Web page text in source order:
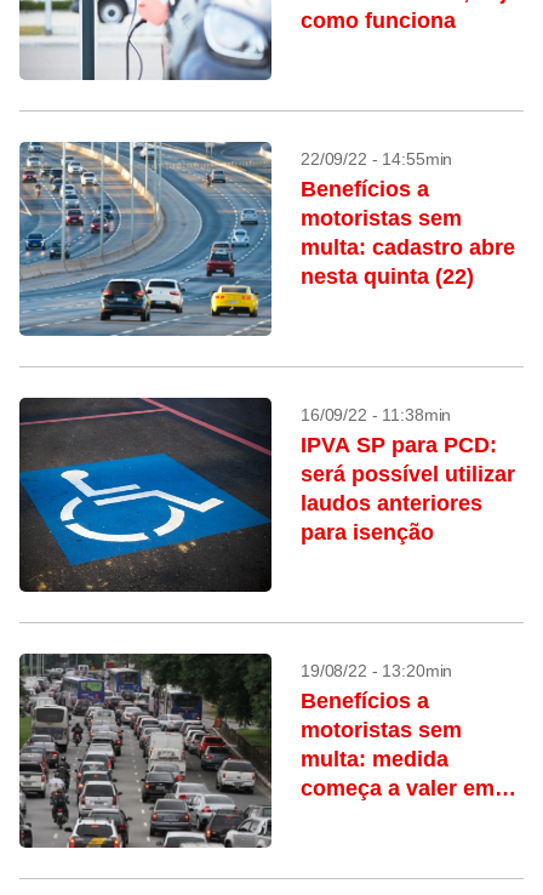
como funciona
22/09/22 - 14:55min
Benefícios a
motoristas sem
multa: cadastro abre
nesta quinta (22)
16/09/22 - 11:38min
IPVA SP para PCD:
será possível utilizar
laudos anteriores
para isenção
19/08/22 - 13:20min
Benefícios a
motoristas sem
multa: medida
começa a valer em